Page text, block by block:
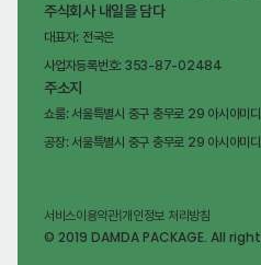
주식회사 내일을 담다
대표자: 전국은
사업자등록번호: 353-87-02484
주소지
쇼룸: 서울특별시 중구 충무로 29 아시아미
공장: 서울특별시 중구 충무로 29 아시아미
서비스이용약관| 개인정보 처리방침
© 2019 DAMDA PACKAGE. All